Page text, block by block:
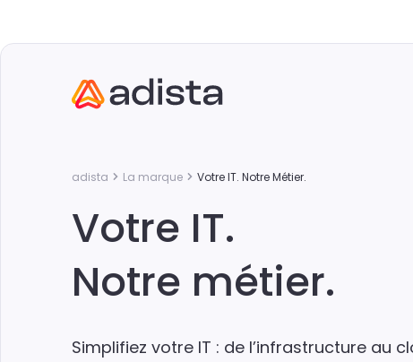
adista La marque Votre IT. Notre Métier.
Votre IT.
Notre métier.
Simplifiez votre IT : de l’infrastructure au